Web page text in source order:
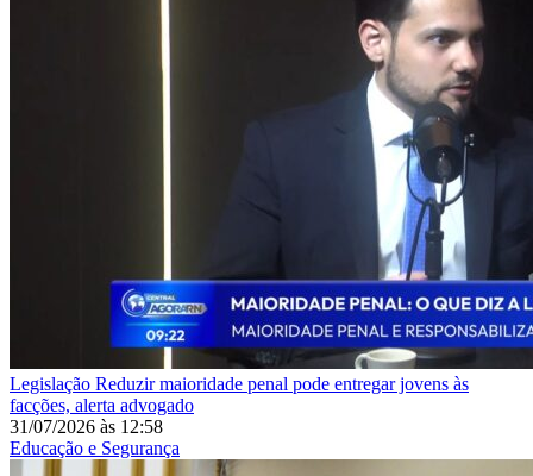
Legislação Reduzir maioridade penal pode entregar jovens às
facções, alerta advogado
31/07/2026 às 12:58
Educação e Segurança